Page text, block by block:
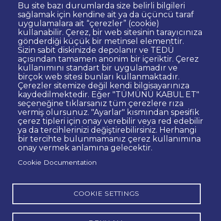
Bu site bazı durumlarda size belirli bilgileri
sağlamak için kendine ait ya da üçüncü taraf
uygulamalara ait “çerezler” (cookie)
kullanabilir. Çerez, bir web sitesinin tarayıcınıza
gönderdiği küçük bir metinsel elementtir.
Sizin sabit diskinizde depolanır ve TEDÜ
açısından tamamen anonim bir içeriktir. Çerez
kullanımını standart bir uygulamadır ve
birçok web sitesi bunları kullanmaktadır.
Çerezler sitemize değil kendi bilgisayarınıza
kaydedilmektedir. Eğer "TÜMÜNÜ KABUL ET"
seçeneğine tıklarsanız tüm çerezlere rıza
vermiş olursunuz. "Ayarlar" kısmından spesifik
çerez tipleri için onay verebilir veya red edebilir
ya da tercihlerinizi değiştirebilirsiniz. Herhangi
bir tercihte bulunmamanız çerez kullanımına
onay vermek anlamına gelecektir.
Cookie Documentation
COOKIE SETTINGS
Clarification Text on Personal Data
Processing
Privacy Policy
Disclaimer
Right to Information
Contact Site Administrator
Bid Announcements
Corporate Identity
Open Consent Statement
Web Accessibility Statement
© TED University. Ziya Gökalp Caddesi No:48 06420, Kolej
Çankaya - Ankara
TED
UniversityUniversityUniversityUniversity
TED